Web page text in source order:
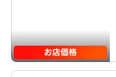
お店価格